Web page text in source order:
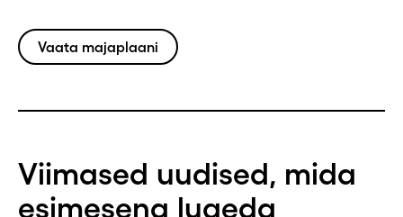
Vaata majaplaani
Viimased uudised, mida
esimesena lugeda